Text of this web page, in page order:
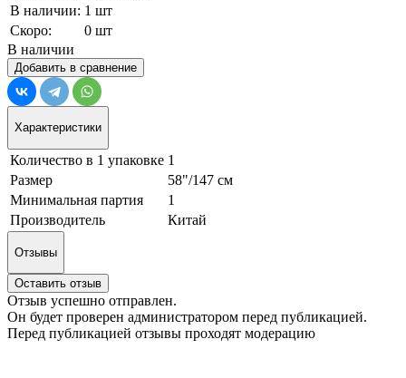
В наличии: 1 шт
Скоро:
0 шт
В наличии
Добавить в сравнение
Характеристики
Количество в 1 упаковке 1
Размер
58"/147 см
Минимальная партия
1
Производитель
Китай
Отзывы
Оставить отзыв
Отзыв успешно отправлен.
Он будет проверен администратором перед публикацией.
Перед публикацией отзывы проходят модерацию